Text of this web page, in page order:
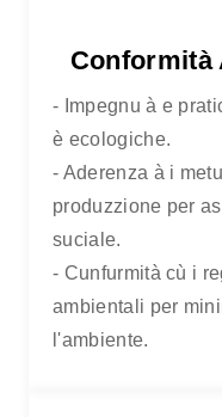
A CASA QUALITÀ
Conformità
- Impegnu à e
è ecologiche.
- Aderenza à i
produzzione per
suciale.
- Cunfurmità cù i
ambientali per
l'ambiente.